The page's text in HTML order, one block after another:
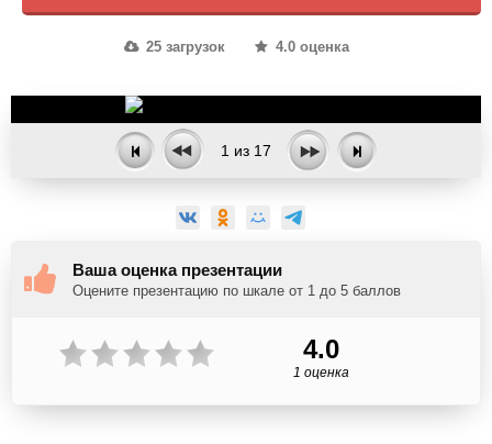
25 загрузок 4.0 оценка
1 из 17
Ваша оценка презентации
Оцените презентацию по шкале от 1 до 5 баллов
4.0
1 оценка